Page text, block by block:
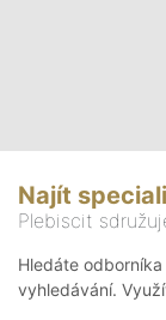
Najít
Plebiscit
Hledáte
vyhledávání.